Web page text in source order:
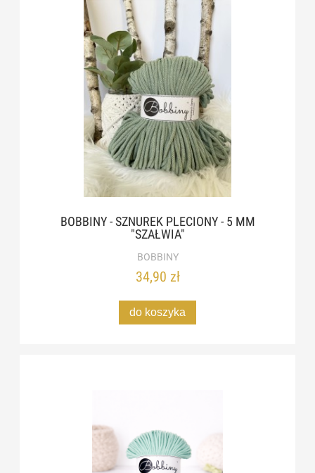
BOBBINY - SZNUREK PLECIONY - 5 MM
"SZAŁWIA"
BOBBINY
34,90 zł
do koszyka